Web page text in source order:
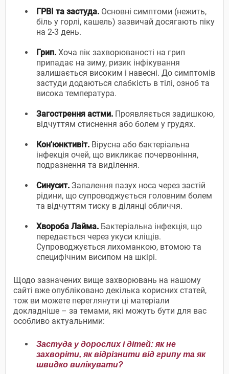
ГРВІ та застуда. Основні симптоми (нежить,
біль у горлі, кашель) зазвичай досягають піку
на 2-3 день.
Грип. Хоча пік захворюваності на грип
припадає на зиму, ризик інфікування
залишається високим і навесні. До симптомів
застуди додаються слабкість в тілі, озноб та
висока температура.
Загострення астми. Проявляється задишкою,
відчуттям стиснення або болем у грудях.
Кон'юнктивіт. Вірусна або бактеріальна
інфекція очей, що викликає почервоніння,
подразнення та виділення.
Синусит. Запалення пазух носа через застій
рідини, що супроводжується головним болем
та відчуттям тиску в ділянці обличчя.
Хвороба Лайма. Бактеріальна інфекція, що
передається через укуси кліщів.
Супроводжується лихоманкою, втомою та
специфічним висипом на шкірі.
Щодо зазначених вище захворювань на нашому
сайті вже опубліковано декілька корисних статей,
тож ви можете переглянути ці матеріали
докладніше – за темами, які можуть бути для вас
особливо актуальними:
Застуда у дорослих і дітей: як не
захворіти, як відрізнити від грипу та як
швидко вилікувати?